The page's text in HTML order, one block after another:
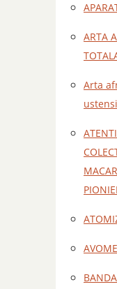
ARTA
Arta